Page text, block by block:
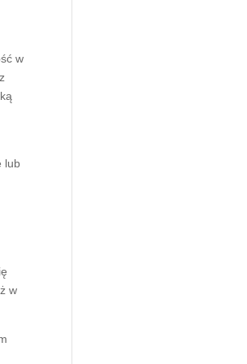
w
lub
w